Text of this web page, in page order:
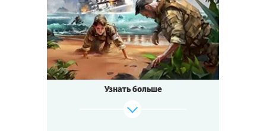
Тематика Фантастика
Тип квеста Квестория
Узнать больше